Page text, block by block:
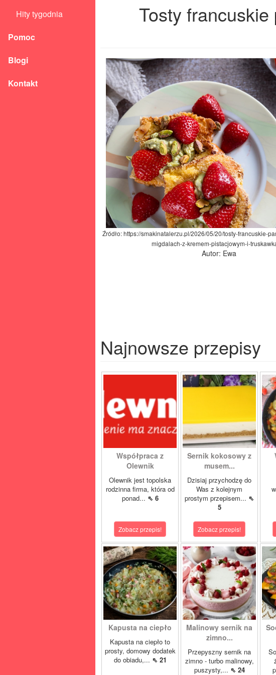
Hity tygodnia
Pomoc
Blogi
Kontakt
Tosty
Źródło: https://smakinatalerzu.pl/2026/05/20/tosty-francuskie-
migdalach-z-kremem-pistacjowym-i-
Autor: Ewa
Najnowsze przepisy
Współpraca z
Olewnik
Olewnik jest topolska
rodzinna firma, która od
ponad... ⇖ 6
Zobacz przepis!
Sernik kokosowy z
musem...
Dzisiaj przychodzę do
Was z kolejnym
prostym przepisem... ⇖
5
Zobacz przepis!
Kapusta na ciepło
Kapusta na ciepło to
prosty, domowy dodatek
do obiadu,... ⇖ 21
Malinowy sernik na
zimno...
Przepyszny sernik na
zimno - turbo malinowy,
puszysty,... ⇖ 24